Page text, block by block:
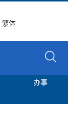
繁体
办事